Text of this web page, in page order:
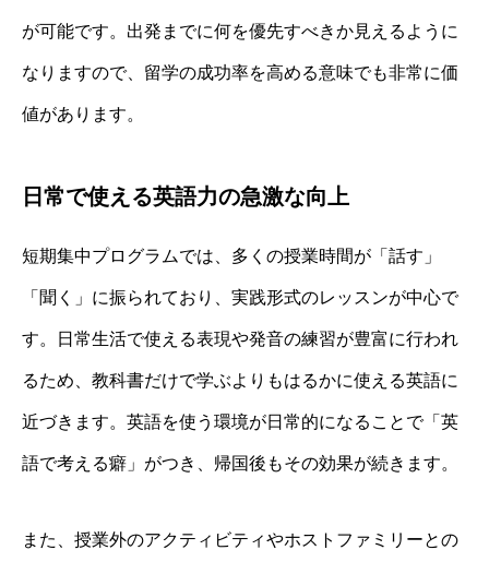
が可能です。出発までに何を優先すべきか見えるように
なりますので、留学の成功率を高める意味でも非常に価
値があります。
日常で使える英語力の急激な向上
短期集中プログラムでは、多くの授業時間が「話す」
「聞く」に振られており、実践形式のレッスンが中心で
す。日常生活で使える表現や発音の練習が豊富に行われ
るため、教科書だけで学ぶよりもはるかに使える英語に
近づきます。英語を使う環境が日常的になることで「英
語で考える癖」がつき、帰国後もその効果が続きます。
また、授業外のアクティビティやホストファミリーとの